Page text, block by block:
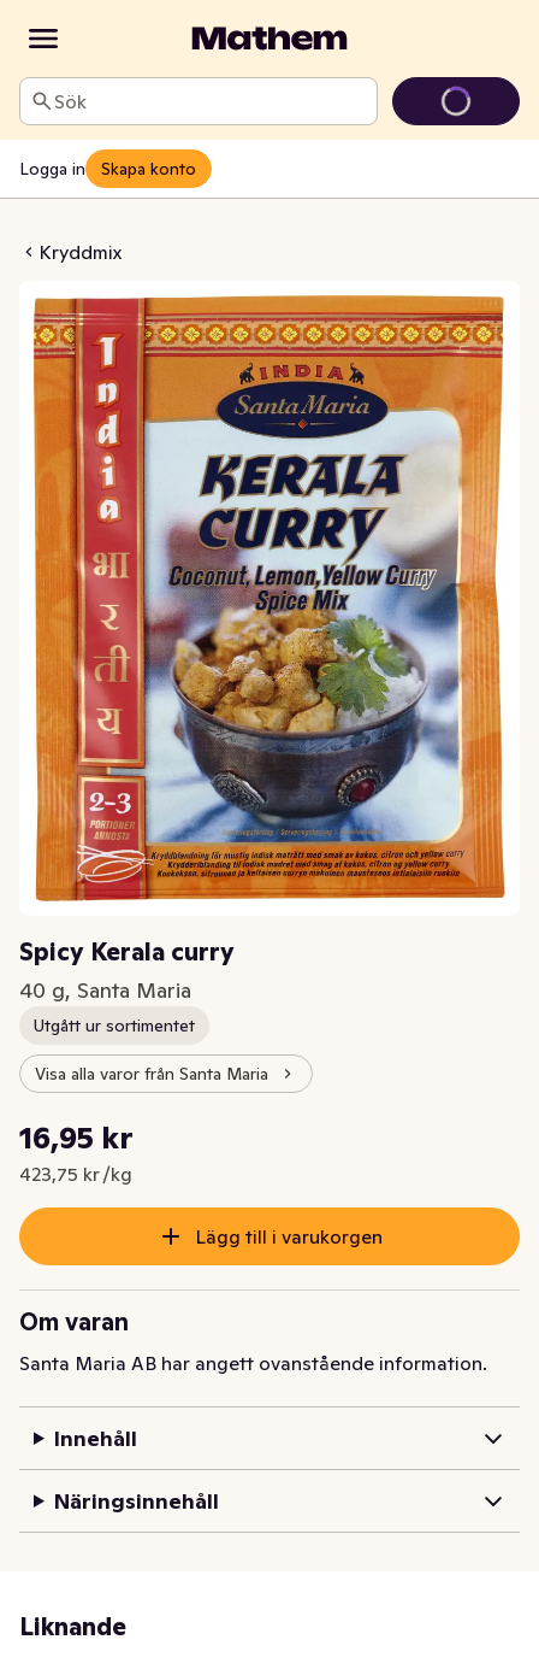
Sök
Logga in Skapa konto
Kryddmix
curry
Spicy Kerala curry
40 g, Santa Maria
Utgått ur sortimentet
Visa alla varor från Santa Maria
Nuvarande pris är: 16,95 kr
16,95 kr
423,75 kr /kg
Styckpris: 423,75 kr /kg
Lägg till i varukorgen
Om varan
Santa Maria AB har angett ovanstående information.
Innehåll
Näringsinnehåll
Liknande